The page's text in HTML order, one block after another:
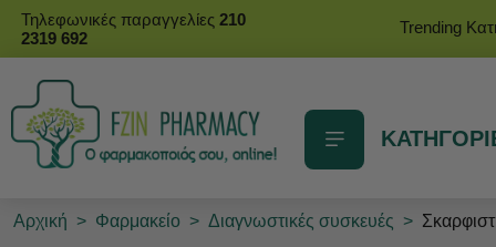
Τηλεφωνικές παραγγελίες 210
2319 692
Trending
Αρχική > Φαρμακείο > Διαγνωστικές συσκευές >